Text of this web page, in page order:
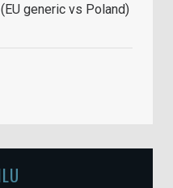
generic vs Poland)